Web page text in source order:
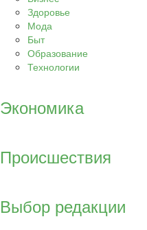
Здоровье
Мода
Быт
Образование
Технологии
Экономика
Происшествия
Выбор редакции